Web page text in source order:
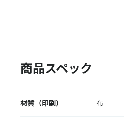
商品スペック
材質（印刷） 布